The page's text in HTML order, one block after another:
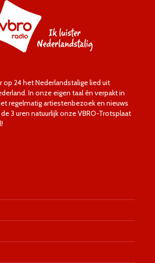
op 24 het Nederlandstalige lied uit
In onze eigen taal én verpakt in
regelmatig artiestenbezoek en nieuws
3 uren natuurlijk onze VBRO-Trotsplaat